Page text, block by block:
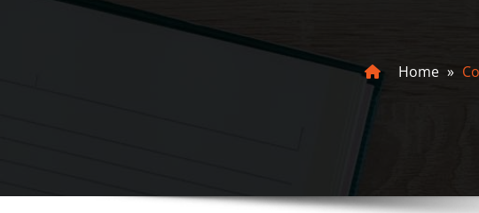
Home »